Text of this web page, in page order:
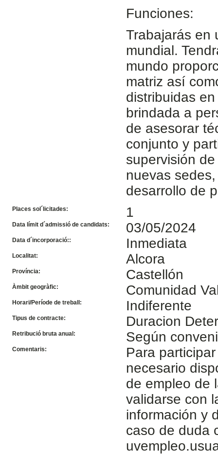
Funciones:
Trabajarás en
mundial.
mundo
matriz así
distribuidas
brindada a
de asesorar
conjunto y
supervisión
nuevas
desarrollo de
Places sol´licitades: 1
Data límit d´admissió de candidats: 03/05/2024
Data d´incorporació:: Inmediata
Localitat: Alcora
Província: Castellón
Àmbit geogràfic: Comunidad
Horari/Període de treball: Indiferente
Tipus de contracte: Duracion
Retribució bruta anual: Según
Comentaris:
Para
necesario
de empleo de
validarse con
información y
caso de duda